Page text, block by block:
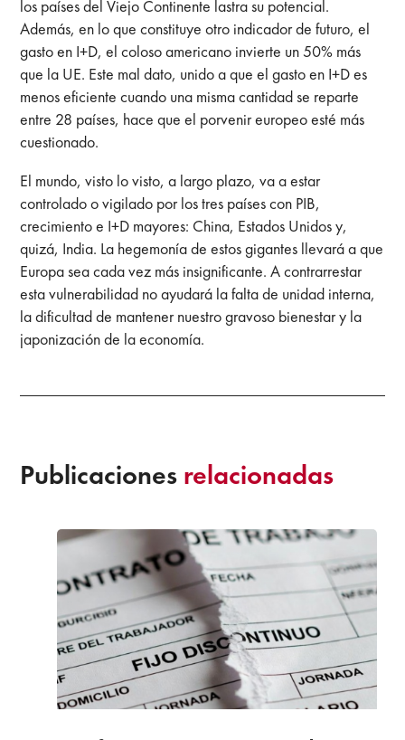
los países del Viejo Continente lastra su potencial.
Además, en lo que constituye otro indicador de futuro, el
gasto en I+D, el coloso americano invierte un 50% más
que la UE. Este mal dato, unido a que el gasto en I+D es
menos eficiente cuando una misma cantidad se reparte
entre 28 países, hace que el porvenir europeo esté más
cuestionado.
El mundo, visto lo visto, a largo plazo, va a estar
controlado o vigilado por los tres países con PIB,
crecimiento e I+D mayores: China, Estados Unidos y,
quizá, India. La hegemonía de estos gigantes llevará a que
Europa sea cada vez más insignificante. A contrarrestar
esta vulnerabilidad no ayudará la falta de unidad interna,
la dificultad de mantener nuestro gravoso bienestar y la
japonización de la economía.
Publicaciones relacionadas